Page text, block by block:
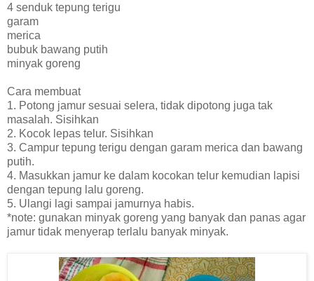
4 senduk tepung terigu
garam
merica
bubuk bawang putih
minyak goreng
Cara membuat
1. Potong jamur sesuai selera, tidak dipotong juga tak
masalah. Sisihkan
2. Kocok lepas telur. Sisihkan
3. Campur tepung terigu dengan garam merica dan bawang
putih.
4. Masukkan jamur ke dalam kocokan telur kemudian lapisi
dengan tepung lalu goreng.
5. Ulangi lagi sampai jamurnya habis.
*note: gunakan minyak goreng yang banyak dan panas agar
jamur tidak menyerap terlalu banyak minyak.